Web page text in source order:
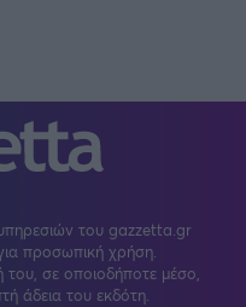
του gazzetta.gr
προσωπική χρήση.
σε οποιοδήποτε μέσο,
άδεια του εκδότη.